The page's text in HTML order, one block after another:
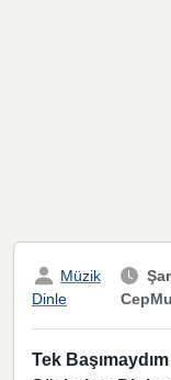
Müzik
Dinle
Tek